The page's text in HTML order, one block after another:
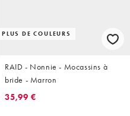
PLUS DE COULEURS
RAID - Nonnie - Mocassins à
bride - Marron
35,99 €